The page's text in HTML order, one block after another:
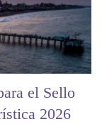
el Sello
2026